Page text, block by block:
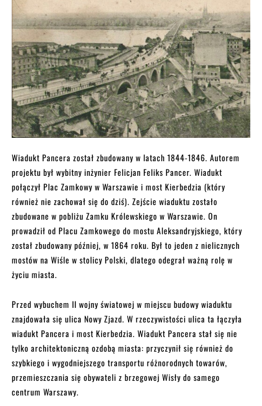
Wiadukt Pancera został zbudowany w latach 1844-1846. Autorem
projektu był wybitny inżynier Felicjan Feliks Pancer. Wiadukt
połączył Plac Zamkowy w Warszawie i most Kierbedzia (który
również nie zachował się do dziś). Zejście wiaduktu zostało
zbudowane w pobliżu Zamku Królewskiego w Warszawie. On
prowadził od Placu Zamkowego do mostu Aleksandryjskiego, który
został zbudowany później, w 1864 roku. Był to jeden z nielicznych
mostów na Wiśle w stolicy Polski, dlatego odegrał ważną rolę w
życiu miasta.
Przed wybuchem II wojny światowej w miejscu budowy wiaduktu
znajdowała się ulica Nowy Zjazd. W rzeczywistości ulica ta łączyła
wiadukt Pancera i most Kierbedzia. Wiadukt Pancera stał się nie
tylko architektoniczną ozdobą miasta: przyczynił się również do
szybkiego i wygodniejszego transportu różnorodnych towarów,
przemieszczania się obywateli z brzegowej Wisły do samego
centrum Warszawy.